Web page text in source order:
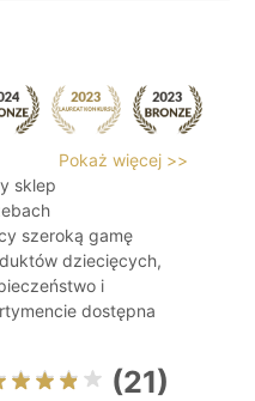
Pokaż więcej >>
sklep
szeroką gamę
dziecięcych,
i
dostępna
(21)